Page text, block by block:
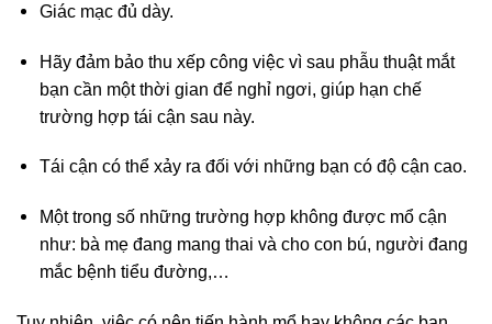
Giác mạc đủ dày.
Hãy đảm bảo thu xếp công việc vì sau phẫu thuật mắt
bạn cần một thời gian để nghỉ ngơi, giúp hạn chế
trường hợp tái cận sau này.
Tái cận có thể xảy ra đối với những bạn có độ cận cao.
Một trong số những trường hợp không được mổ cận
như: bà mẹ đang mang thai và cho con bú, người đang
mắc bệnh tiểu đường,…